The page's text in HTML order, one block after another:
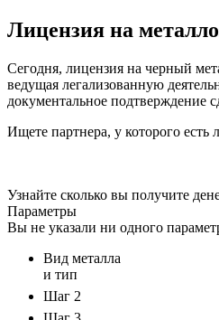
Лицензия на
Сегодня, лицензия на черный
ведущая легализованную
документальное подтверждение
Ищете партнера, у которого
Узнайте сколько вы получите
Параметры
Вы не указали ни одного
Вид металла
и тип
Шаг 2